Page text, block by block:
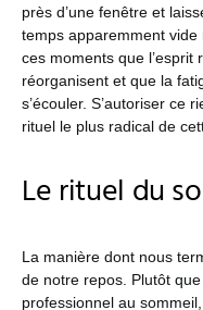
près d’une fenêtre et
temps apparemment vide
ces moments que
réorganisent et que la
s’écouler. S’autoriser ce
rituel le plus radical de
Le rituel du
La manière dont nous
de notre repos. Plutôt
professionnel au